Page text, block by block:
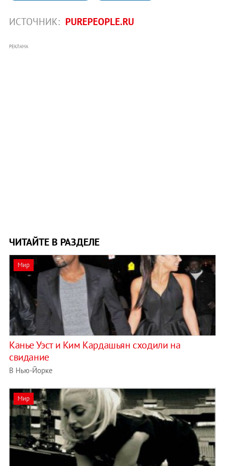
ИСТОЧНИК: PUREPEOPLE.RU
РЕКЛАМА
ЧИТАЙТЕ В РАЗДЕЛЕ
Мир
Канье Уэст и Ким Кардашьян сходили на
свидание
В Нью-Йорке
Мир